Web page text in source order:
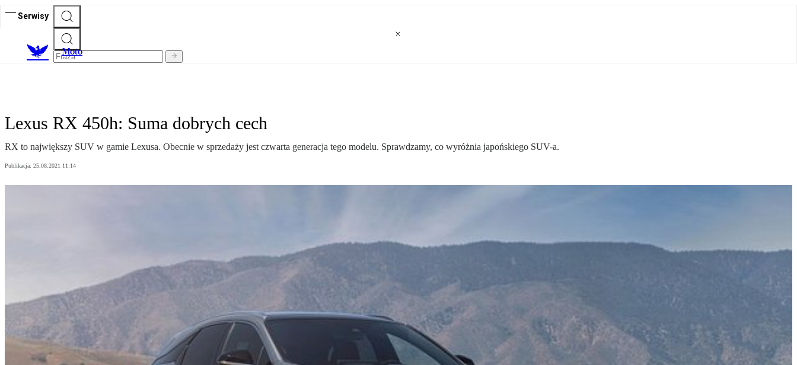
Serwisy
Moto
Lexus RX 450h: Suma dobrych cech
RX to największy SUV w gamie Lexusa. Obecnie w sprzedaży jest czwarta generacja tego modelu. Sprawdzamy, co wyróżnia japońskiego SUV-a.
Publikacja: 25.08.2021 11:14